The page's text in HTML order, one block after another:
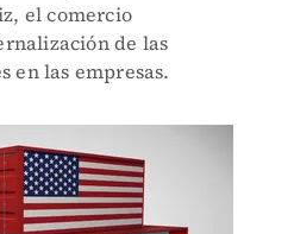
el comercio
de las
en las empresas.